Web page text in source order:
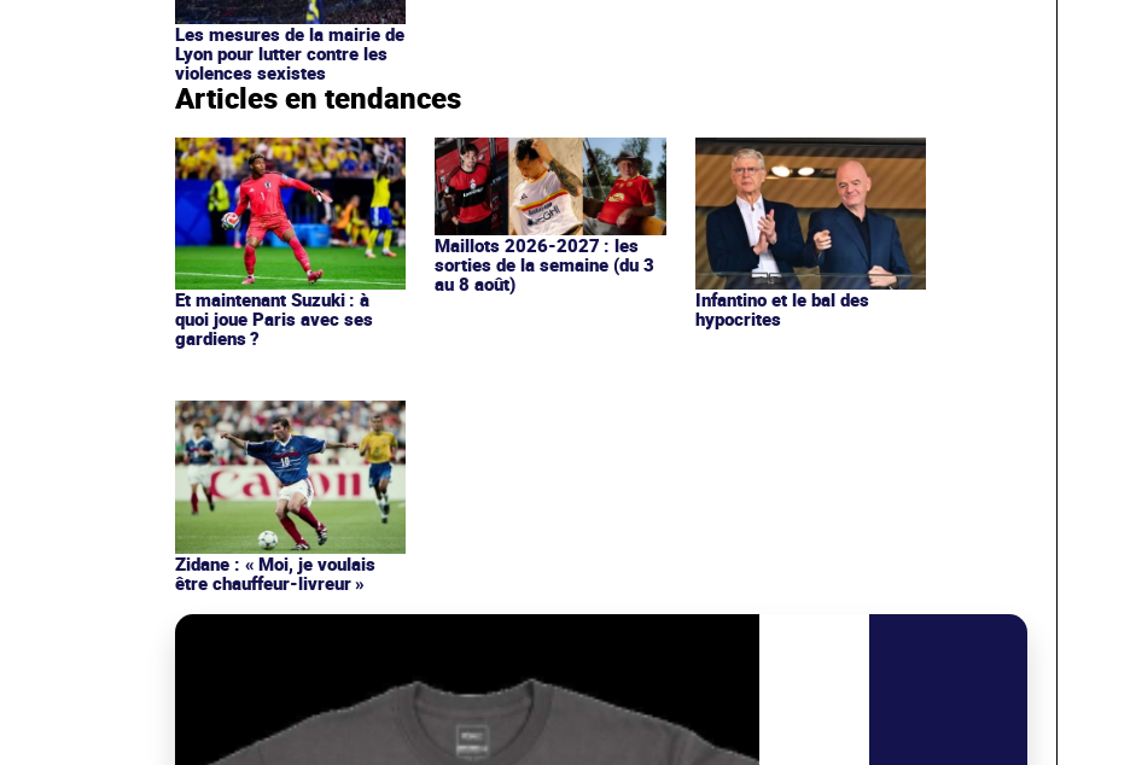
Les mesures de la mairie de
Lyon pour lutter contre les
violences sexistes
Articles en tendances
Et maintenant Suzuki : à
quoi joue Paris avec ses
gardiens ?
Maillots 2026-2027 : les
sorties de la semaine (du 3
au 8 août)
Infantino et le bal des
hypocrites
Zidane : « Moi, je voulais
être chauffeur-livreur »